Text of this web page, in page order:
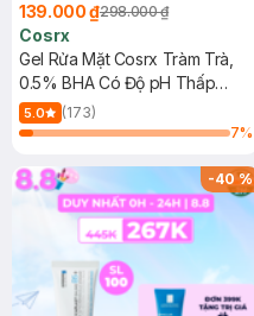
139.000 ₫298.000 ₫
Cosrx
Gel Rửa Mặt Cosrx Tràm Trà,
0.5% BHA Có Độ pH Thấp
150ml
5.0
(173)
7%
-40%